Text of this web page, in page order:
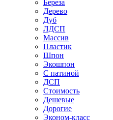
Береза
Дерево
Дуб
ЛДСП
Массив
Пластик
Шпон
Экошпон
С патиной
ДСП
Стоимость
Дешевые
Дорогие
Эконом-класс